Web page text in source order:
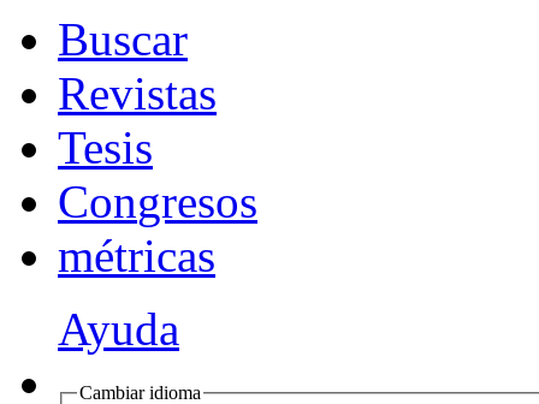
Buscar
Revistas
Tesis
Congresos
métricas
Ayuda
Cambiar idioma